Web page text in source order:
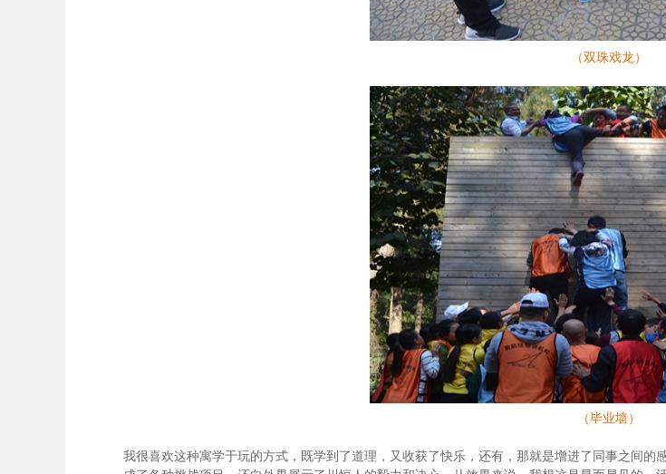
（双珠戏龙）
（毕业墙）
我很喜欢这种寓学于玩的方式，既学到了道理，又收获了快乐，还有，那就是增进了同事之间